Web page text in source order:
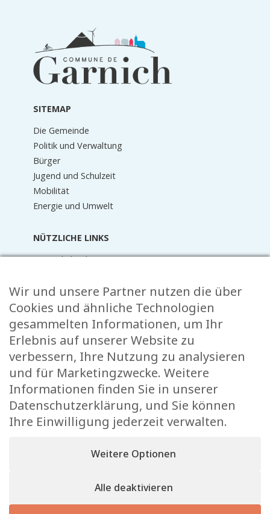
Informationen
Fußzeile
SITEMAP
Die Gemeinde
Politik und Verwaltung
Bürger
Jugend und Schulzeit
Mobilität
Energie und Umwelt
NÜTZLICHE LINKS
Terminkalender
Mediathek
Raider Online
Formulare
FAQ
KONTAKT
Rue de l’École 15,
, L-8353 Garnich
38 00 19 1
Impressum
Wir und unsere Partner nutzen die über
Cookies und ähnliche Technologien
gesammelten Informationen, um Ihr
Erlebnis auf unserer Website zu
verbessern, Ihre Nutzung zu analysieren
und für Marketingzwecke. Weitere
Informationen finden Sie in unserer
Datenschutzerklärung, und Sie können
Ihre Einwilligung jederzeit verwalten.
Weitere Optionen
Alle deaktivieren